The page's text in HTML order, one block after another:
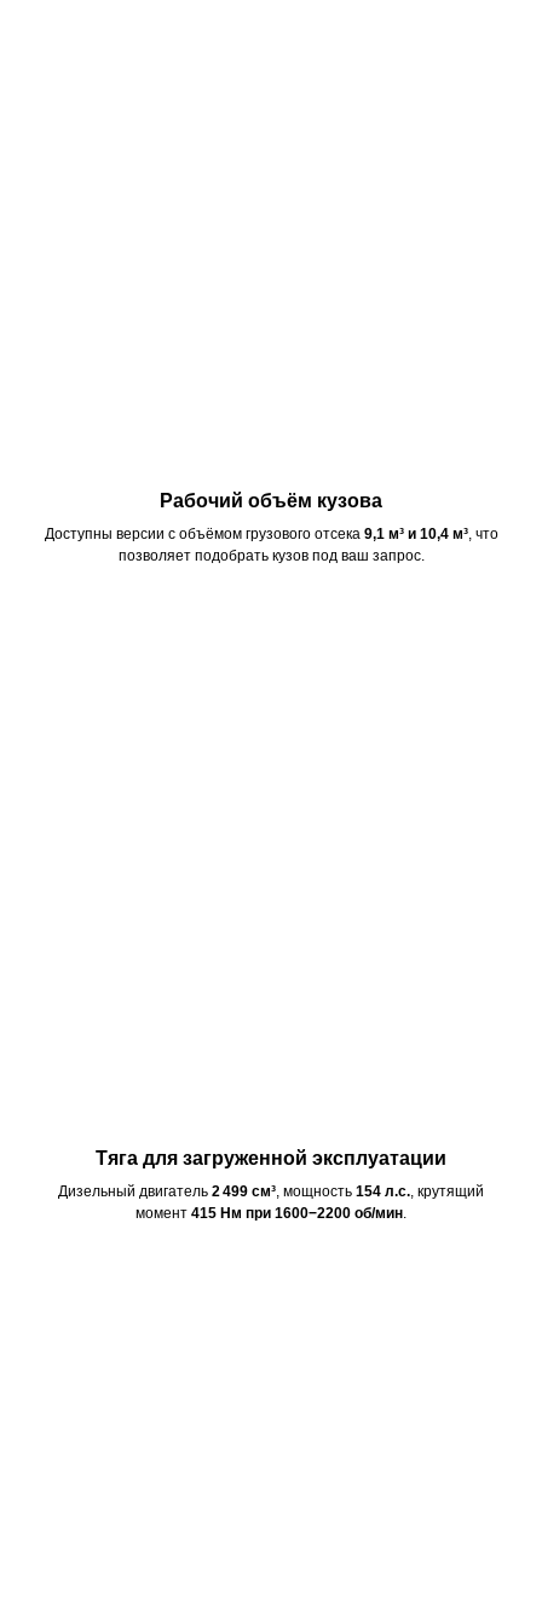
Рабочий объём кузова
Доступны версии с объёмом грузового отсека 9,1 м³ и 10,4 м³, что
позволяет подобрать кузов под ваш запрос.
Тяга для загруженной эксплуатации
Дизельный двигатель 2 499 см³ , мощность 154 л.с. , крутящий
момент 415 Нм при 1600−2200 об/мин